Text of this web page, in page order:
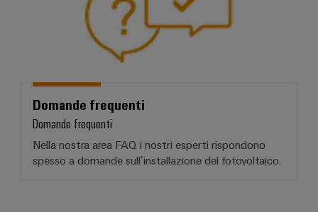
Domande frequenti
Domande frequenti
Nella nostra area FAQ i nostri esperti rispondono
spesso a domande sull’installazione del fotovoltaico.